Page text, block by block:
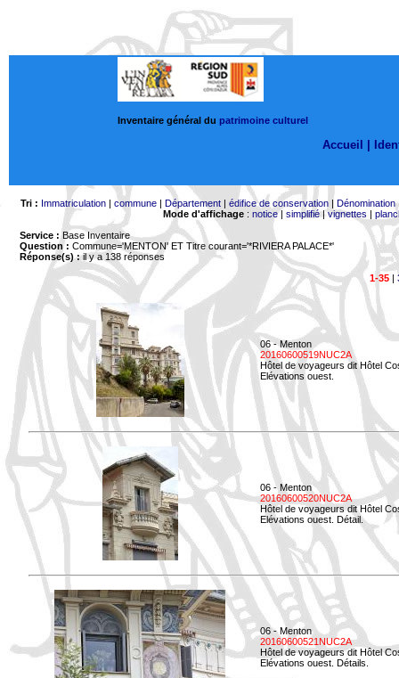
Inventaire général du patrimoine culturel
Accueil |
Tri : Immatriculation| commune| Département| édifice de conservation| Dénomination
Mode d'affichage: notice| simplifié|vignettes |
Service : Base Inventaire
Question : Commune='MENTON' ET Titre courant='*RIVIERA PALACE*'
Réponse(s) :il y a 138 réponses
1-35|
06 - Menton
20160600519NUC2A
Hôtel de voyageurs dit Hôtel
Elévations ouest.
06 - Menton
20160600520NUC2A
Hôtel de voyageurs dit Hôtel
Elévations ouest. Détail.
06 - Menton
20160600521NUC2A
Hôtel de voyageurs dit Hôtel
Elévations ouest. Détails.